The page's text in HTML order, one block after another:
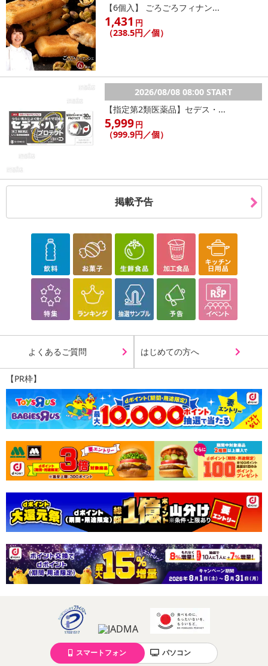
【6個入】 ごろごろフィナン...
1,431 円
（238.5円／個）
2026/08/08 08:00 START
【指定第2類医薬品】セデス・...
5,999円
（999.9円／個）
掲載予告
よくあるご質問 はじめての方へ
【PR枠】
スマートフォン パソコン